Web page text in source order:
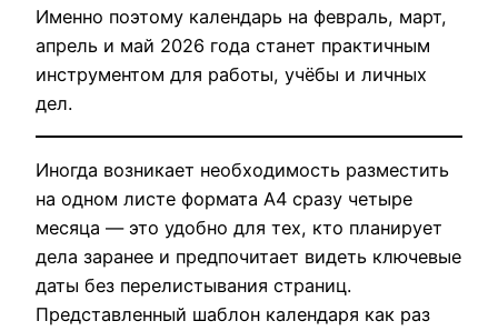
Именно поэтому календарь на февраль, март,
апрель и май 2026 года станет практичным
инструментом для работы, учёбы и личных
дел.
Иногда возникает необходимость разместить
на одном листе формата A4 сразу четыре
месяца — это удобно для тех, кто планирует
дела заранее и предпочитает видеть ключевые
даты без перелистывания страниц.
Представленный шаблон календаря как раз